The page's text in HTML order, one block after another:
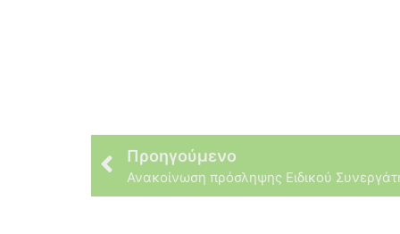
Προηγούμενο
Ανακοίνωση πρόσληψης Ειδικού